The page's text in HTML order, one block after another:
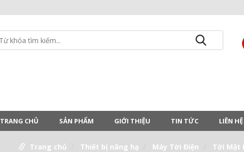
TRANG CHỦ SẢN PHẨM GIỚI THIỆU TIN TỨC LIÊN HỆ
Trang chủ Thiết bị nâng hạ Máy Tời Điện Tời Mặt